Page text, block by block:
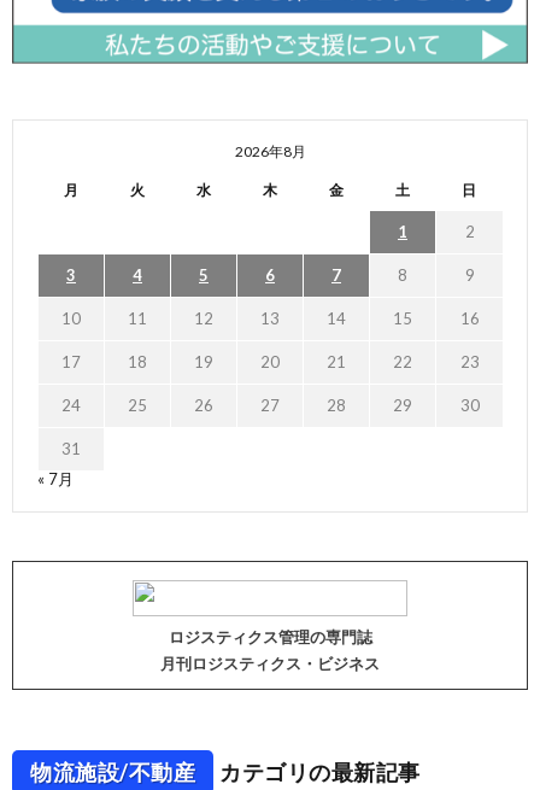
2026年8月
月 火 水 木 金 土 日
1 2
3 4 5 6 7 8 9
10 11 12 13 14 15 16
17 18 19 20 21 22 23
24 25 26 27 28 29 30
31
« 7月
ロジスティクス管理の専門誌
月刊ロジスティクス・ビジネス
物流施設/不動産 カテゴリの最新記事